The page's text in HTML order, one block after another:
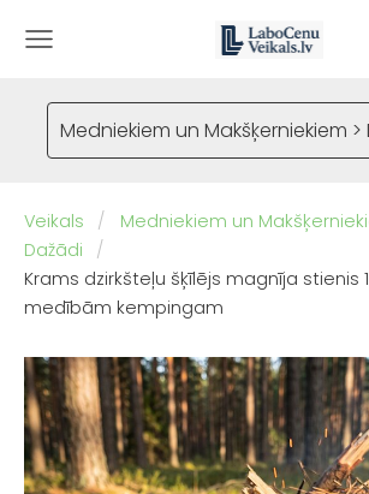
Medniekiem un Makšķerniekiem
Veikals
Medniekiem un
Dažādi
Krams dzirkšteļu šķīlējs magnīja stienis
medībām kempingam